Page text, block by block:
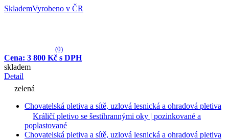
SklademVyrobeno v ČR
(0)
Cena: 3 800 Kč s DPH
skladem
Detail
zelená
Chovatelská pletiva a sítě, uzlová lesnická a ohradová pletiva
Králičí pletivo se šestihrannými oky | pozinkované a
poplastované
Chovatelská pletiva a sítě, uzlová lesnická a ohradová pletiva